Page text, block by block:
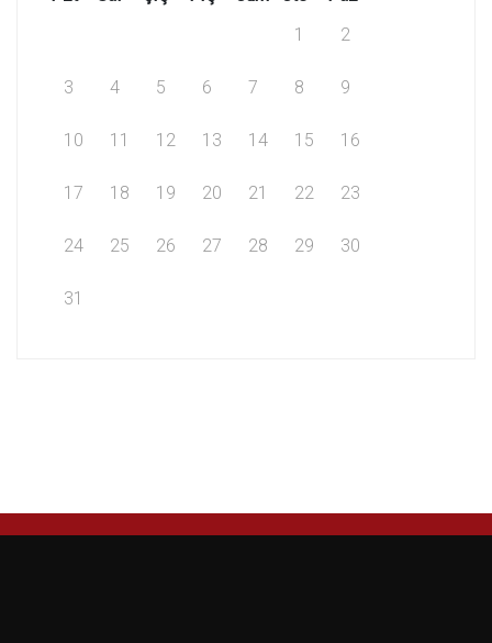
1
2
3 4 5 6 7 8 9
10 11 12 13 14 15 16
17 18 19 20 21 22 23
24 25 26 27 28 29 30
31